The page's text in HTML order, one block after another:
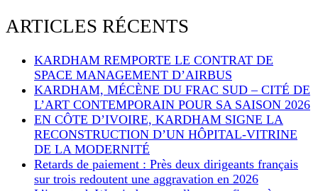
ARTICLES RÉCENTS
KARDHAM REMPORTE LE CONTRAT DE
SPACE MANAGEMENT D’AIRBUS
KARDHAM, MÉCÈNE DU FRAC SUD – CITÉ DE
L’ART CONTEMPORAIN POUR SA SAISON 2026
EN CÔTE D’IVOIRE, KARDHAM SIGNE LA
RECONSTRUCTION D’UN HÔPITAL-VITRINE
DE LA MODERNITÉ
Retards de paiement : Près deux dirigeants français
sur trois redoutent une aggravation en 2026